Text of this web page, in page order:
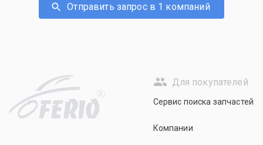
Отправить запрос в 1 компаний
R
Для покупателей
Сервис поиска запчастей
Компании